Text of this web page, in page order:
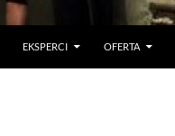
EKSPERCI OFERTA